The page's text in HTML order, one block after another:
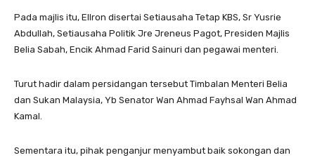
Pada majlis itu, Ellron disertai Setiausaha Tetap KBS, Sr Yusrie
Abdullah, Setiausaha Politik Jre Jreneus Pagot, Presiden Majlis
Belia Sabah, Encik Ahmad Farid Sainuri dan pegawai menteri.
Turut hadir dalam persidangan tersebut Timbalan Menteri Belia
dan Sukan Malaysia, Yb Senator Wan Ahmad Fayhsal Wan Ahmad
Kamal.
Sementara itu, pihak penganjur menyambut baik sokongan dan